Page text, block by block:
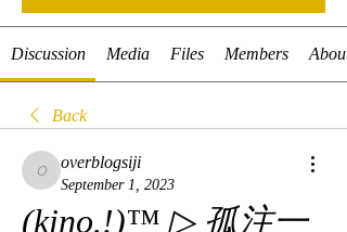
Discussion Media Files Members About
Back
overblogsiji
overblogsiji
September 1, 2023
(kino.!)™ ▷ 孤注一